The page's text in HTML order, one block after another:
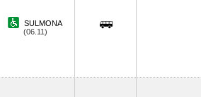
SULMONA
(06.11)